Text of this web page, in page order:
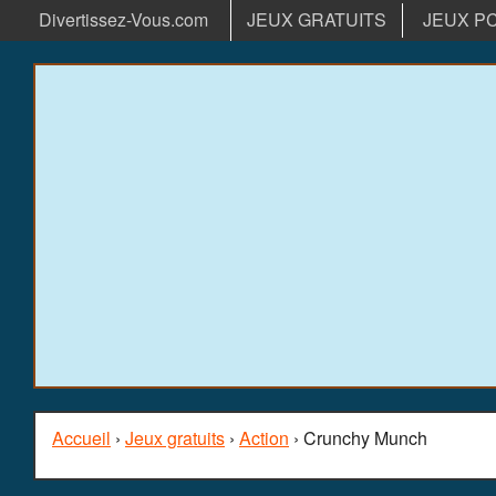
Divertissez-Vous.com JEUX GRATUITS JEUX
Accueil › Jeux gratuits › Action › Crunchy Munch